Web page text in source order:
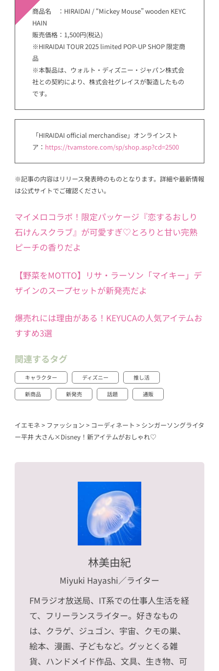
商品名 ：HIRAIDAI / “Mickey Mouse” wooden KEYC
HAIN
販売価格：1,500円(税込)
※HIRAIDAI TOUR 2025 limited POP-UP SHOP 限定商
品
※本製品は、ウォルト・ディズニー・ジャパン株式会
社との契約により、株式会社グレイスが製造したもの
です。
「HIRAIDAI official merchandise」オンラインスト
ア： https://tvamstore.com/sp/shop.asp?cd=2500
※記事の内容はリリース発表時のものとなります。詳細や最新情報
は公式サイトでご確認ください。
マイメロコラボ！限定パッケージ『恋するおしり
石けんスクラブ』が可愛すぎ♡とろりと甘い完熟
ピーチの香りだよ
【野菜をMOTTO】リサ・ラーソン「マイキー」デ
ザインのスープセットが新発売だよ
爆売れには理由がある！KEYUCAの人気アイテムお
すすめ3選
関連するタグ
キャラクター ディズニー 推し活
新商品 新発売 話題 通販
イエモネ > ファッション > コーディネート > シンガーソングライタ
ー平井 大さん×Disney！新アイテムがおしゃれ♡
林美由紀
Miyuki Hayashi／ライター
FMラジオ放送局、IT系での仕事人生活を経
て、フリーランスライター。好きなもの
は、クラゲ、ジュゴン、宇宙、クモの巣、
絵本、漫画、子どもなど。グッとくる雑
貨、ハンドメイド作品、文具、生き物、可